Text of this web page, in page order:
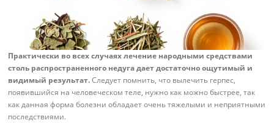
Практически во всех случаях лечение народными средствами
столь распространенного недуга дает достаточно ощутимый и
видимый результат.Следует помнить, что вылечить герпес,
появившийся на человеческом теле, нужно как можно быстрее, так
как данная форма болезни обладает очень тяжелыми и неприятными
последствиями.